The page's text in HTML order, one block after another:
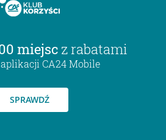
miejsc z rabatami
CA24 Mobile
SPRAWDŹ